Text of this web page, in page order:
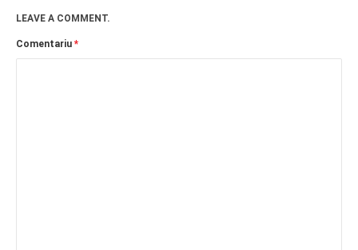
LEAVE A COMMENT.
Comentariu *